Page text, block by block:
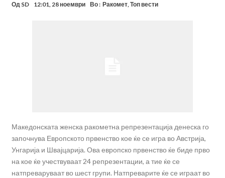
Од SD 12:01, 28 ноември Во : Ракомет,Топ вести
Македонската женска ракометна репрезентација денеска го
започнува Европското првенство кое ќе се игра во Австрија,
Унгарија и Швајцарија. Ова европско првенство ќе биде прво
на кое ќе учествуваат 24 репрезентации, а тие ќе се
натпреваруваат во шест групи. Натпреварите ќе се играат во